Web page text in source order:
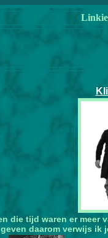
die tijd waren er
daarom verwijs